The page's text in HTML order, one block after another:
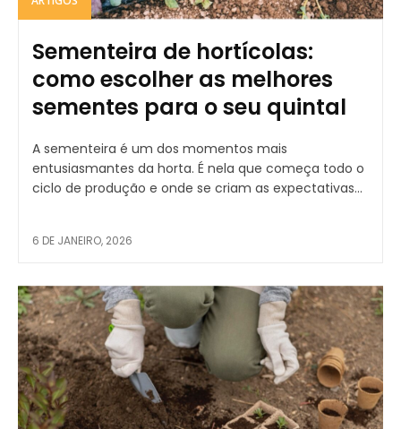
Sementeira de hortícolas:
como escolher as melhores
sementes para o seu quintal
A sementeira é um dos momentos mais
entusiasmantes da horta. É nela que começa todo o
ciclo de produção e onde se criam as expectativas...
6 DE JANEIRO, 2026